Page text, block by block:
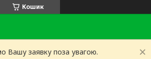
Кошик
Вашу заявку поза увагою.